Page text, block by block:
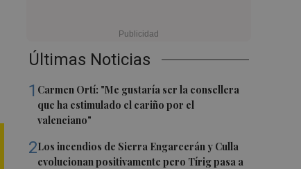
Últimas Noticias
1 Carmen Ortí: "Me gustaría ser la consellera
que ha estimulado el cariño por el
valenciano"
2Los incendios de Sierra Engarcerán y Culla
evolucionan positivamente pero Tírig pasa a